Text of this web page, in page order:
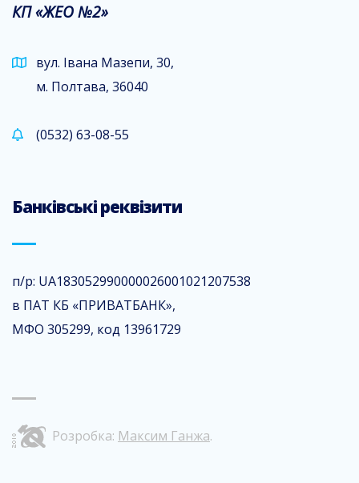
КП «ЖЕО №2»
вул. Івана Мазепи, 30,
м. Полтава, 36040
(0532) 63-08-55
Банківські реквізити
п/р: UA183052990000026001021207538
в ПАТ КБ «ПРИВАТБАНК»,
МФО 305299, код 13961729
Розробка: Максим Ганжа.